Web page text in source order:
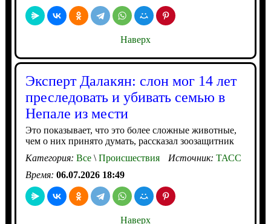
Наверх
Эксперт Далакян: слон мог 14 лет
преследовать и убивать семью в
Непале из мести
Это показывает, что это более сложные животные,
чем о них принято думать, рассказал зоозащитник
Категория: Все\Происшествия Источник: ТАСС
Время: 06.07.2026 18:49
Наверх